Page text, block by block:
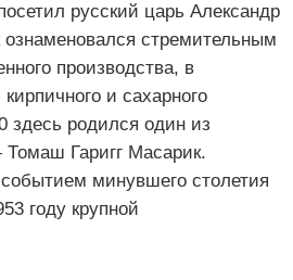
русский царь Александр
ознаменовался стремительным
производства, в
и сахарного
здесь родился один из
Гаригг Масарик.
минувшего столетия
году крупной